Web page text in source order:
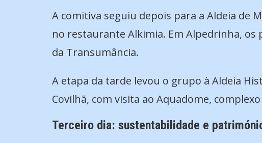
A comitiva seguiu depois para a Aldeia de
no restaurante Alkimia. Em Alpedrinha,
da Transumância.
A etapa da tarde levou o grupo à Aldeia
Covilhã, com visita ao Aquadome,
Terceiro dia: sustentabilidade e